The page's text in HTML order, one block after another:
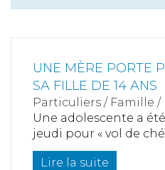
UNE MÈRE PORTE
SA FILLE DE 14 ANS
Particuliers / Famille /
Une adolescente a
jeudi pour « vol de
Lire la suite